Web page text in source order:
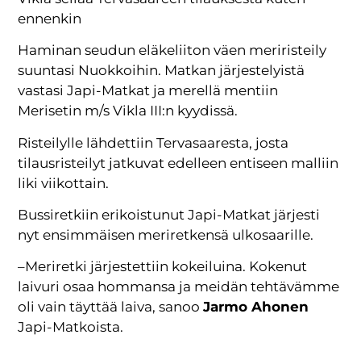
ennenkin
Haminan seudun eläkeliiton väen meriristeily
suuntasi Nuokkoihin. Matkan järjestelyistä
vastasi Japi-Matkat ja merellä mentiin
Merisetin m/s Vikla III:n kyydissä.
Risteilylle lähdettiin Tervasaaresta, josta
tilausristeilyt jatkuvat edelleen entiseen malliin
liki viikottain.
Bussiretkiin erikoistunut Japi-Matkat järjesti
nyt ensimmäisen meriretkensä ulkosaarille.
–Meriretki järjestettiin kokeiluina. Kokenut
laivuri osaa hommansa ja meidän tehtävämme
oli vain täyttää laiva, sanooJarmo Ahonen
Japi-Matkoista.